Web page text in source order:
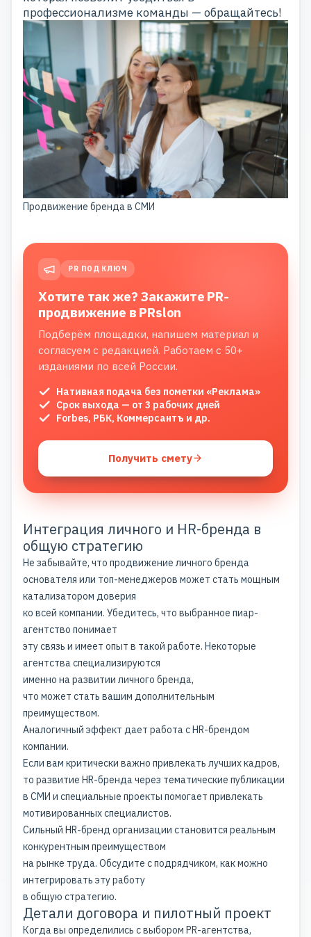
профессионализме команды — обращайтесь!
Продвижение бренда в СМИ
PR ПОД КЛЮЧ
Хотите так же? Закажите PR-
продвижение в PRslon
Подберём площадки, напишем материал и
согласуем с редакцией. Работаем с 50+
изданиями по всей России.
Нативная подача без пометки «Реклама»
Срок выхода — от 3 рабочих дней
Forbes, РБК, Коммерсантъ и др.
Получить смету
Интеграция личного и HR-бренда в
общую стратегию
Не забывайте, что продвижение личного бренда
основателя или топ-менеджеров может стать мощным
катализатором доверия
ко всей компании. Убедитесь, что выбранное пиар-
агентство понимает
эту связь и имеет опыт в такой работе. Некоторые
агентства специализируются
именно наразвитии личного бренда,
что может стать вашим дополнительным
преимуществом.
Аналогичный эффект дает работа сHR-брендом
компании.
Если вам критически важно привлекать лучших кадров,
то развитие HR-брендачерез тематические публикации
в СМИ и специальные проекты помогает привлекать
мотивированных специалистов.
Сильный HR-бренд организации становится реальным
конкурентным преимуществом
на рынке труда. Обсудите с подрядчиком, как можно
интегрировать эту работу
в общую стратегию.
Детали договора и пилотный проект
Когда вы определились с выбором PR-агентства,